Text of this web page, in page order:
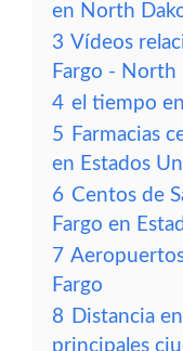
en North
3 Vídeos
Fargo - North
4 el tiempo
5 Farmacias
en Estados
6 Centos de
Fargo en
7
Fargo
8 Distancia
principales